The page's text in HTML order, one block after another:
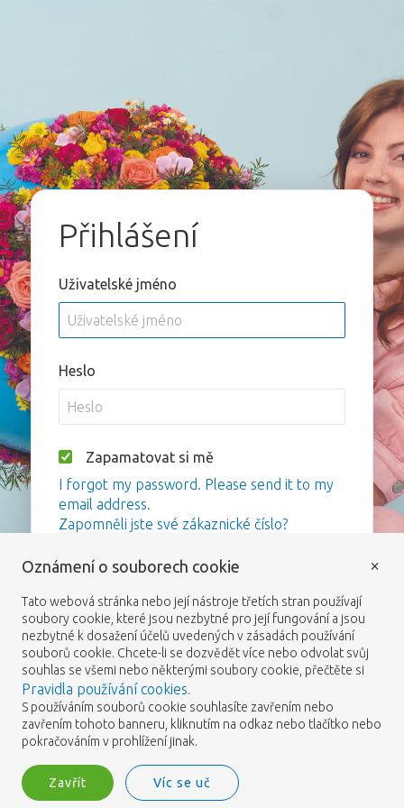
Přihlášení
Uživatelské jméno
Heslo
Zapamatovat si mě
I forgot my password. Please send it to my
email address.
Zapomněli jste své zákaznické číslo?
Oznámení o souborech cookie
Tato webová stránka nebo její nástroje třetích stran používají
soubory cookie, které jsou nezbytné pro její fungování a jsou
nezbytné k dosažení účelů uvedených v zásadách používání
souborů cookie. Chcete-li se dozvědět více nebo odvolat svůj
souhlas se všemi nebo některými soubory cookie, přečtěte si
Pravidla používání cookies.
S používáním souborů cookie souhlasíte zavřením nebo
zavřením tohoto banneru, kliknutím na odkaz nebo tlačítko nebo
pokračováním v prohlížení jinak.
Zavřít Víc se uč
×